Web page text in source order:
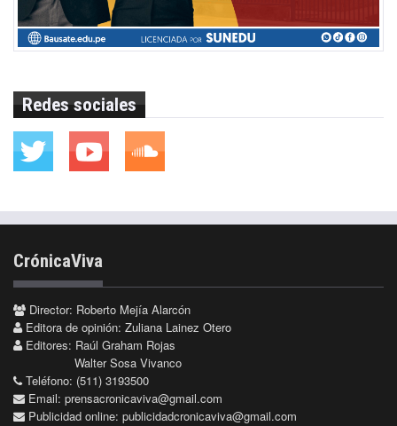
Redes sociales
CrónicaViva
Director: Roberto Mejía Alarcón
Editora de opinión: Zuliana Lainez Otero
Editores: Raúl Graham Rojas
Walter Sosa Vivanco
Teléfono: (511) 3193500
Email: prensacronicaviva@gmail.com
Publicidad online: publicidadcronicaviva@gmail.com